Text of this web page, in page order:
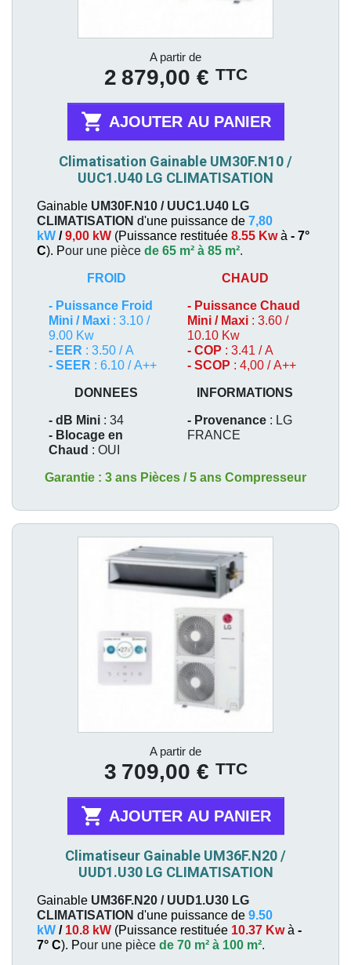
A partir de
2 879,00 € TTC
 AJOUTER AU PANIER
Climatisation Gainable UM30F.N10 /
UUC1.U40 LG CLIMATISATION
Gainable UM30F.N10 / UUC1.U40 LG
CLIMATISATION d'une puissance de 7,80
kW /9,00 kW (Puissance restituée 8.55 Kwà - 7°
C). Pour une pièce de 65 m² à 85 m².
FROID
- Puissance Froid
Mini / Maxi : 3.10 /
9.00 Kw
- EER : 3.50 / A
- SEER : 6.10 / A++
CHAUD
- Puissance Chaud
Mini / Maxi : 3.60 /
10.10 Kw
- COP : 3.41 / A
- SCOP : 4,00 / A++
DONNEES
- dB Mini : 34
- Blocage en
Chaud : OUI
INFORMATIONS
- Provenance : LG
FRANCE
Garantie : 3 ans Pièces / 5 ans Compresseur
A partir de
3 709,00 € TTC
 AJOUTER AU PANIER
Climatiseur Gainable UM36F.N20 /
UUD1.U30 LG CLIMATISATION
Gainable UM36F.N20 / UUD1.U30 LG
CLIMATISATION d'une puissance de 9.50
kW / 10.8 kW (Puissance restituée 10.37 Kwà -
7° C). Pour une pièce de 70 m² à 100 m².